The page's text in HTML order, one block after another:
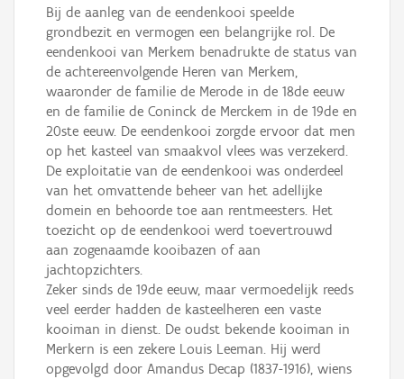
Bij de aanleg van de eendenkooi speelde
grondbezit en vermogen een belangrijke rol. De
eendenkooi van Merkem benadrukte de status van
de achtereenvolgende Heren van Merkem,
waaronder de familie de Merode in de 18de eeuw
en de familie de Coninck de Merckem in de 19de en
20ste eeuw. De eendenkooi zorgde ervoor dat men
op het kasteel van smaakvol vlees was verzekerd.
De exploitatie van de eendenkooi was onderdeel
van het omvattende beheer van het adellijke
domein en behoorde toe aan rentmeesters. Het
toezicht op de eendenkooi werd toevertrouwd
aan zogenaamde kooibazen of aan
jachtopzichters.
Zeker sinds de 19de eeuw, maar vermoedelijk reeds
veel eerder hadden de kasteelheren een vaste
kooiman in dienst. De oudst bekende kooiman in
Merkern is een zekere Louis Leeman. Hij werd
opgevolgd door Amandus Decap (1837-1916), wiens